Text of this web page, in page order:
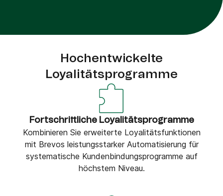
Hochentwickelte
Loyalitätsprogramme
Fortschrittliche Loyalitätsprogramme
Kombinieren Sie erweiterte Loyalitätsfunktionen
mit Brevos leistungsstarker Automatisierung für
systematische Kundenbindungsprogramme auf
höchstem Niveau.